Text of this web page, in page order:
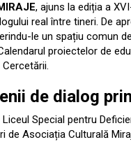
, ajuns la ediția a
real între tineri. De
le un spațiu comun
proiectelor de
de dialog
Special pentru
de Asociația Culturală